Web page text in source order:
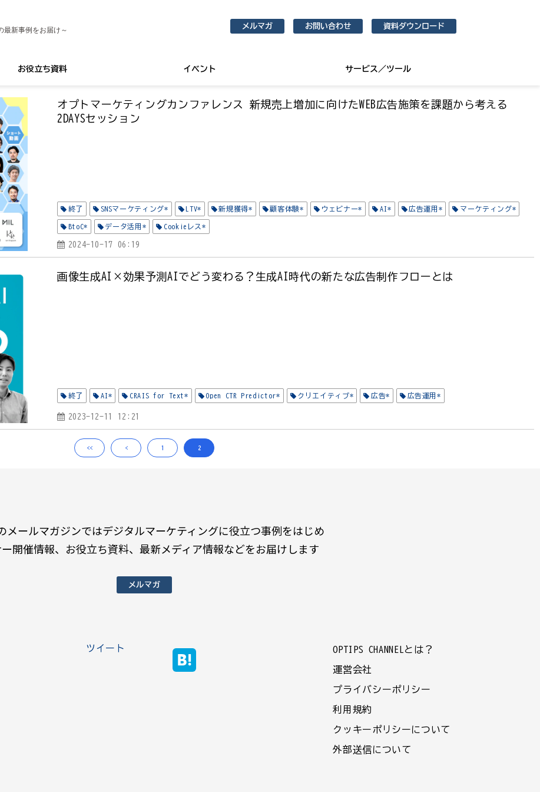
最新事例をお届け～ メルマガ お問い合わせ 資料ダウンロード
お役立ち資料 イベント サービス／ツール
オプトマーケティングカンファレンス 新規売上増加に向けたWEB広告施策を課題から考える
2DAYSセッション
終了 SNSマーケティング* LTV* 新規獲得* 顧客体験* ウェビナー* AI* 広告運用* マーケティング*
BtoC* データ活用* Cookieレス*
2024-10-17 06:19
画像生成AI×効果予測AIでどう変わる？生成AI時代の新たな広告制作フローとは
終了 AI* CRAIS for Text* Open CTR Predictor* クリエイティブ* 広告* 広告運用*
2023-12-11 12:21
<< < 1 2
メールマガジンではデジタルマーケティングに役立つ事例をはじめ
開催情報、お役立ち資料、最新メディア情報などをお届けします
メルマガ
ツイート OPTIPS CHANNELとは？
運営会社
プライバシーポリシー
利用規約
クッキーポリシーについて
外部送信について